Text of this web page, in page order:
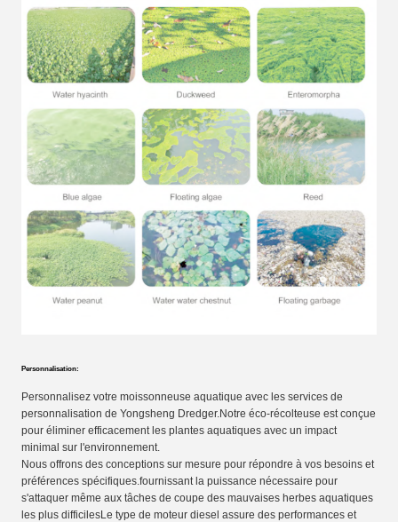
Personnalisation:
Personnalisez votre moissonneuse aquatique avec les services de
personnalisation de Yongsheng Dredger.Notre éco-récolteuse est conçue
pour éliminer efficacement les plantes aquatiques avec un impact
minimal sur l'environnement.
Nous offrons des conceptions sur mesure pour répondre à vos besoins et
préférences spécifiques.fournissant la puissance nécessaire pour
s'attaquer même aux tâches de coupe des mauvaises herbes aquatiques
les plus difficilesLe type de moteur diesel assure des performances et